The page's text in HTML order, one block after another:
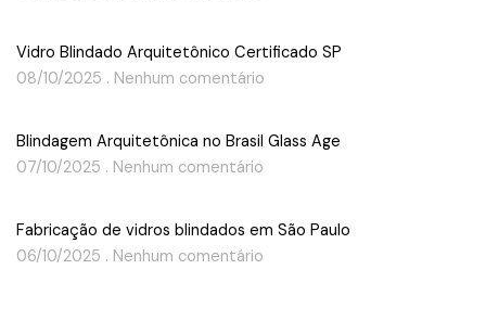
Vidro Blindado Arquitetônico Certificado SP
08/10/2025
Nenhum comentário
Blindagem Arquitetônica no Brasil Glass Age
07/10/2025
Nenhum comentário
Fabricação de vidros blindados em São Paulo
06/10/2025
Nenhum comentário